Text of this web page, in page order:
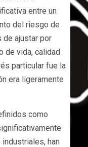
entre un
del riesgo de
de ajustar por
de vida, calidad
particular fue la
era ligeramente
como
han